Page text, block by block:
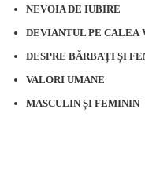
NEVOIA DE IUBIRE
DEVIANTUL PE CALEA
DESPRE BĂRBAȚI ȘI
VALORI UMANE
MASCULIN ȘI FEMININ